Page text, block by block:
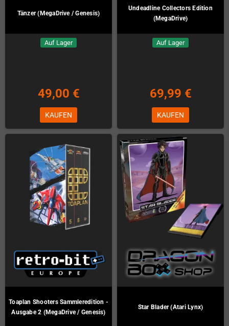
Tänzer (MegaDrive / Genesis)
Auf Lager
49,00 €
KAUFEN
Undeadline Collectors Edition
(MegaDrive)
Auf Lager
69,99 €
KAUFEN
Toaplan Shooters Sammleredition -
Ausgabe 2 (MegaDrive / Genesis)
Star Blader (Atari Lynx)